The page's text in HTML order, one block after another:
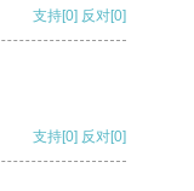
支持[0] 反对[0]
支持[0] 反对[0]